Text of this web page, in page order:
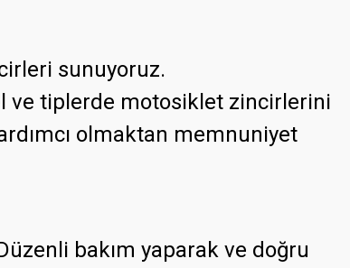
sunuyoruz.
ve tiplerde motosiklet zincirlerini
olmaktan memnuniyet
bakım yaparak ve doğru